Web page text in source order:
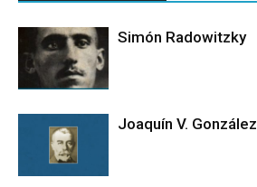
Simón Radowitzky
Joaquín V. González